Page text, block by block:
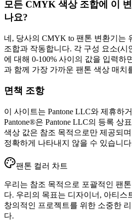
모든 CMYK 색상 조합에 이
나요?
네, 당사의 CMYK to 팬톤 변환기는
조합과 작동합니다. 각 구성 요소(시
에 대해 0-100% 사이의 값을 입력하
과 함께 가장 가까운 팬톤 색상 매치
면책 조항
이 사이트는 Pantone LLC와 제휴하
Pantone®은 Pantone LLC의 등록 상
색상 값은 참조 목적으로만 제공되
정확하게 나타내지 않을 수 있습니
팬톤 컬러 차트
우리는 참조 목적으로 포괄적인 팬
다. 우리의 목표는 디자이너, 아티스
창의적인 프로젝트를 위한 소중한
다.